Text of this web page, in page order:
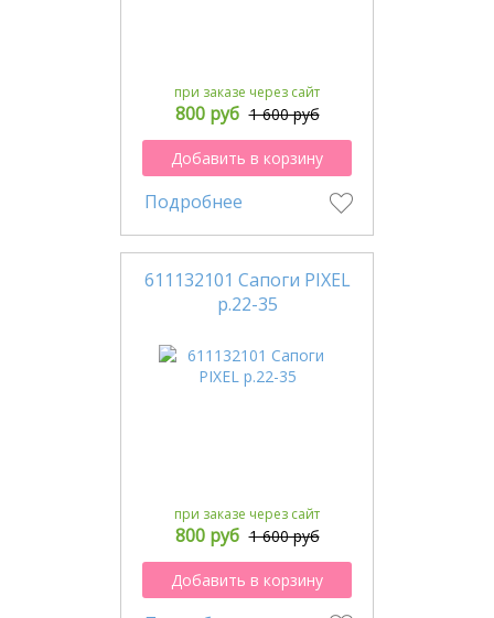
при заказе через сайт
800 руб 1 600 руб
Добавить в корзину
Подробнее
611132101 Сапоги PIXEL
р.22-35
при заказе через сайт
800 руб 1 600 руб
Добавить в корзину